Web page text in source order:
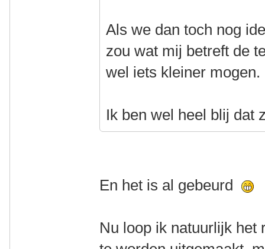
Als we dan toch nog
zou wat mij betreft de
wel iets kleiner mogen.
Ik ben wel heel blij dat
En het is al gebeurd
Nu loop ik natuurlijk het